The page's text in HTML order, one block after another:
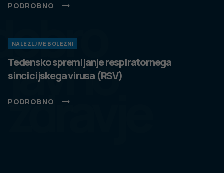
javno
zdravje
PODROBNO
NALEZLJIVE BOLEZNI
Tedensko spremljanje respiratornega
sincicijskega virusa (RSV)
PODROBNO